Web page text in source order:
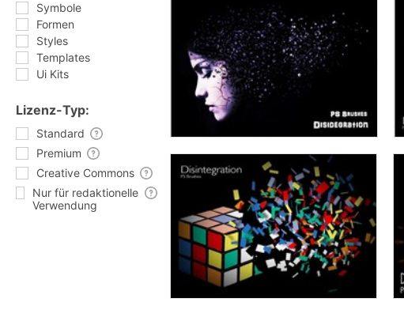
Symbole
Formen
Styles
Templates
Ui Kits
Lizenz-Typ:
Standard
Premium
Creative Commons
Nur für redaktionelle
Verwendung